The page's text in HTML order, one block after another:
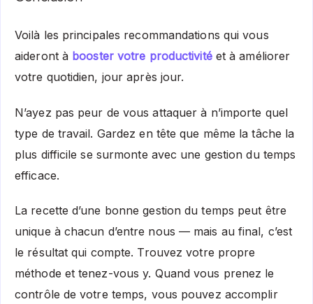
Voilà les principales recommandations qui vous
aideront à booster votre productivitéet à améliorer
votre quotidien, jour après jour.
N’ayez pas peur de vous attaquer à n’importe quel
type de travail. Gardez en tête que même la tâche la
plus difficile se surmonte avec une gestion du temps
efficace.
La recette d’une bonne gestion du temps peut être
unique à chacun d’entre nous — mais au final, c’est
le résultat qui compte. Trouvez votre propre
méthode et tenez-vous y. Quand vous prenez le
contrôle de votre temps, vous pouvez accomplir